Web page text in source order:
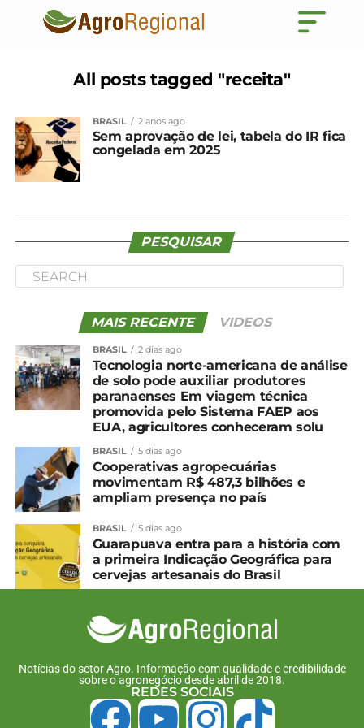
All posts tagged "receita"
BRASIL 2 anos ago
Sem aprovação de lei, tabela do IR fica
congelada em 2025
PESQUISAR
MAIS RECENTE VIDEOS
BRASIL 2 dias ago
Tecnologia norte-americana de análise
de solo pode auxiliar produtores
paranaenses Em viagem técnica
promovida pelo Sistema FAEP aos
EUA, agricultores conheceram solu
BRASIL 5 dias ago
Cooperativas agropecuárias
movimentam R$ 487,3 bilhões e
ampliam presença no país
BRASIL 5 dias ago
Guarapuava entra para a história com
a primeira Indicação Geográfica para
cervejas artesanais do Brasil
Notícias do setor Agro. Informação com qualidade e credibilidade
sobre o agronegócio desde abril de 2018.
REDES SOCIAIS